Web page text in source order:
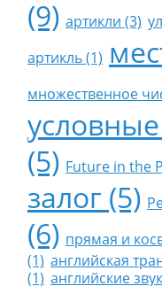
(9) артикли (3)
артикль (1)
множественное
(5) Future in the
залог (5)
(6) прямая и
(1) английская
(1) английские